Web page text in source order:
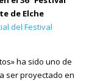
de Elche
del Festival
ha sido uno de
ser proyectado en